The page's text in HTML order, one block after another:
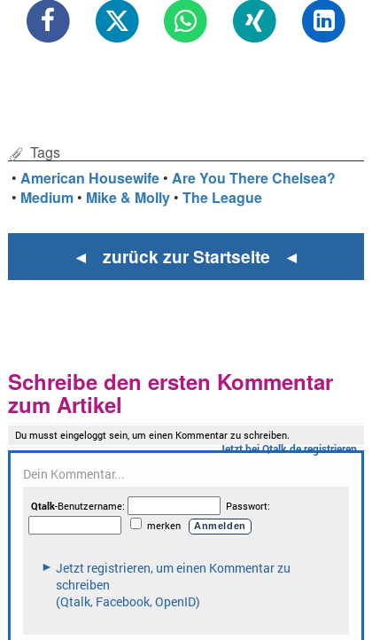
Tags
•American Housewife •Are You There Chelsea?
• Medium • Mike & Molly •The League
◄ zurück zur Startseite ◄
Schreibe den ersten Kommentar
zum Artikel